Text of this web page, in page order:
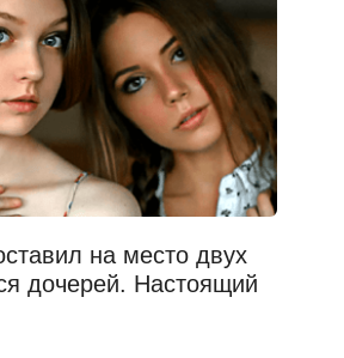
на место двух
дочерей. Настоящий